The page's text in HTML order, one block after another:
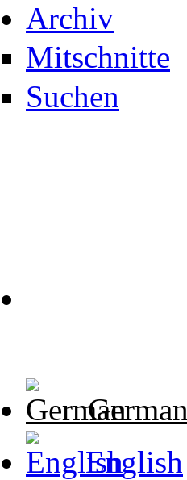
Archiv
Mitschnitte
Suchen
German
English